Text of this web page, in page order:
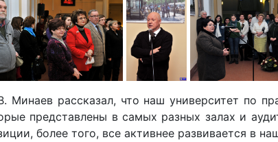
рассказал, что наш университет по
представлены в самых разных залах и
более того, все активнее развивается в